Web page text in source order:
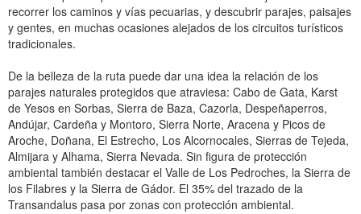
recorrer los caminos y vías pecuarias, y descubrir parajes, paisajes
y gentes, en muchas ocasiones alejados de los circuitos turísticos
tradicionales.
De la belleza de la ruta puede dar una idea la relación de los
parajes naturales protegidos que atraviesa: Cabo de Gata, Karst
de Yesos en Sorbas, Sierra de Baza, Cazorla, Despeñaperros,
Andújar, Cardeña y Montoro, Sierra Norte, Aracena y Picos de
Aroche, Doñana, El Estrecho, Los Alcornocales, Sierras de Tejeda,
Almijara y Alhama, Sierra Nevada. Sin figura de protección
ambiental también destacar el Valle de Los Pedroches, la Sierra de
los Filabres y la Sierra de Gádor. El 35% del trazado de la
Transandalus pasa por zonas con protección ambiental.